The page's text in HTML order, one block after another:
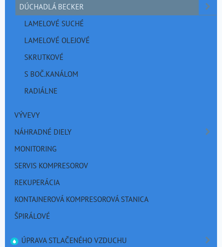
DÚCHADLÁ BECKER
LAMELOVÉ SUCHÉ
LAMELOVÉ OLEJOVÉ
SKRUTKOVÉ
S BOČ.KANÁLOM
RADIÁLNE
VÝVEVY
NÁHRADNÉ DIELY
MONITORING
SERVIS KOMPRESOROV
REKUPERÁCIA
KONTAJNEROVÁ KOMPRESOROVÁ STANICA
ŠPIRÁLOVÉ
ÚPRAVA STLAČENÉHO VZDUCHU